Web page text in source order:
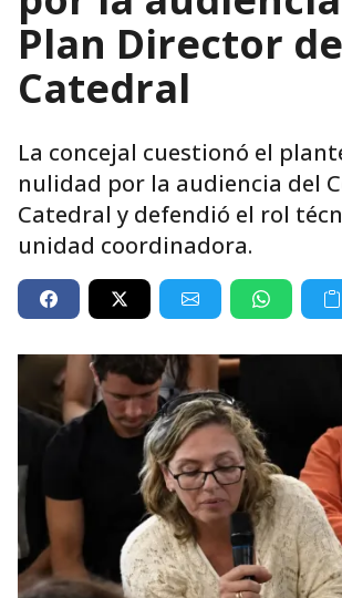
Plan Director
Catedral
La concejal cuestionó el
nulidad por la audiencia del
Catedral y defendió el rol
unidad coordinadora.